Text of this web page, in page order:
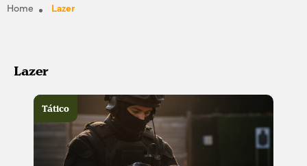
Home Lazer
Lazer
Tático